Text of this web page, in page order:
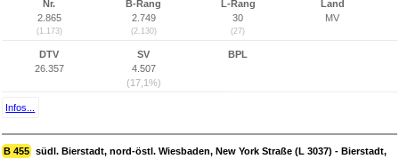
Nr.
2.865
(1.173)
B-Rang
2.749
(2.130)
L-Rang
30
(27)
Land
MV
DTV
26.357
SV
4.507
(17,1%)
BPL
Infos...
B 455 südl. Bierstadt, nord-östl. Wiesbaden, New York Straße (L 3037) - Bierstadt,